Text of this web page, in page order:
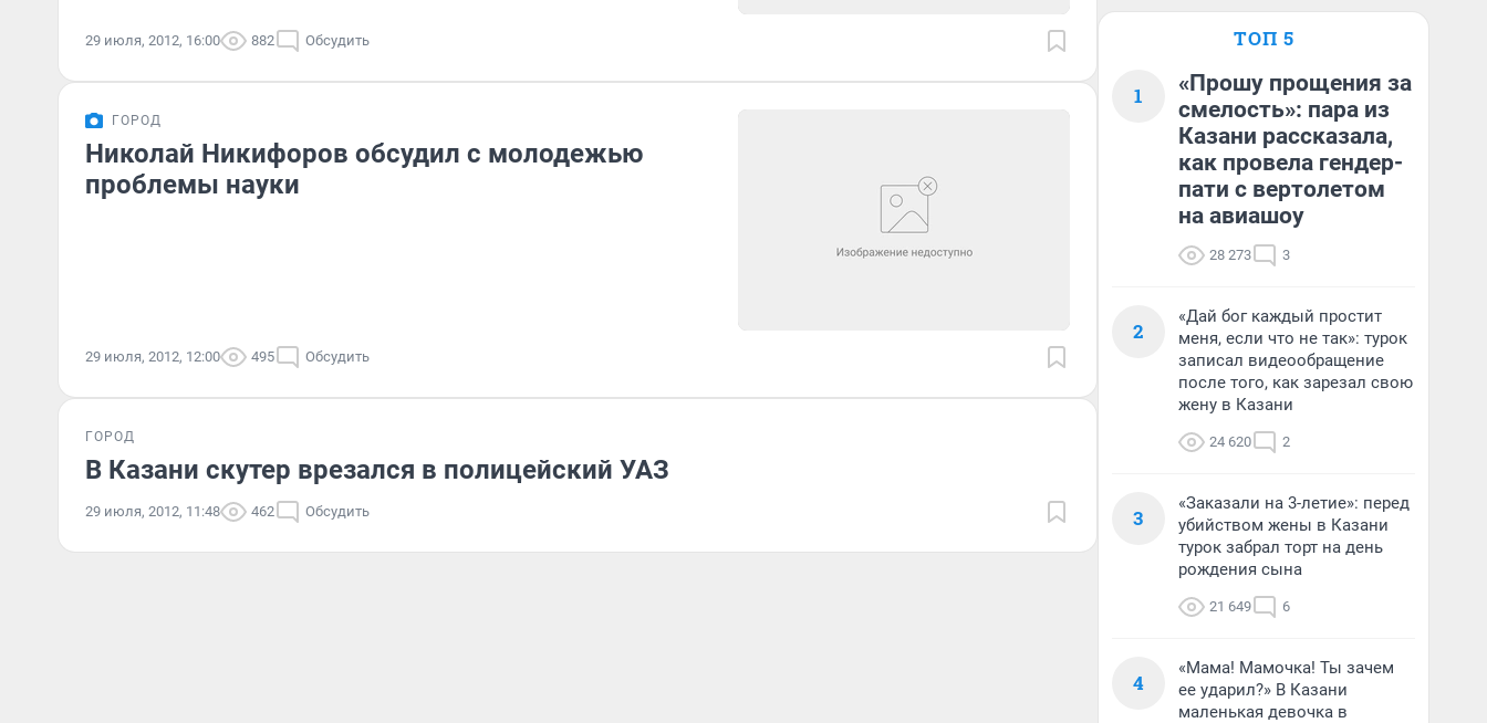
29 июля, 2012, 16:00 882 Обсудить
ГОРОД
Николай Никифоров обсудил с молодежью
проблемы науки
29 июля, 2012, 12:00 495 Обсудить
ГОРОД
В Казани скутер врезался в полицейский УАЗ
29 июля, 2012, 11:48 462 Обсудить
ТОП 5
1
«Прошу прощения за
смелость»: пара из
Казани рассказала,
как провела гендер-
пати с вертолетом
на авиашоу
28 273 3
2
«Дай бог каждый простит
меня, если что не так»: турок
записал видеообращение
после того, как зарезал свою
жену в Казани
24 620 2
3
«Заказали на 3-летие»: перед
убийством жены в Казани
турок забрал торт на день
рождения сына
21 649 6
4
«Мама! Мамочка! Ты зачем
ее ударил?» В Казани
маленькая девочка в